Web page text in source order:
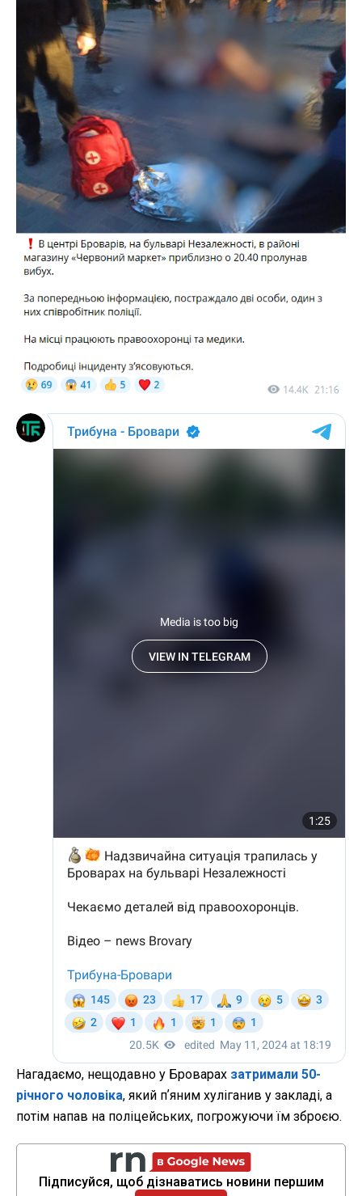
Нагадаємо, нещодавно у Броварах затримали 50-
річного чоловіка, який пʼяним хуліганив у закладі, а
потім напав на поліцейських, погрожуючи їм зброєю.
Підписуйся, щоб дізнаватись новини першим